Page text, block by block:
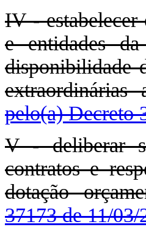
IV - estabelecer
e entidades
disponibilidade
pelo(a) Decreto
V - deliberar
contratos e
dotação
37173 de 11/03/